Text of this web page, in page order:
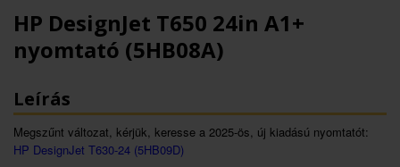
HP DesignJet T650 24in A1+
nyomtató (5HB08A)
Leírás
Megszűnt változat, kérjük, keresse a 2025-ös, új kiadású nyomtatót:
HP DesignJet T630-24 (5HB09D)